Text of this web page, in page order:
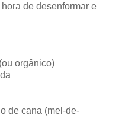
de desenformar e
orgânico)
de cana (mel-de-